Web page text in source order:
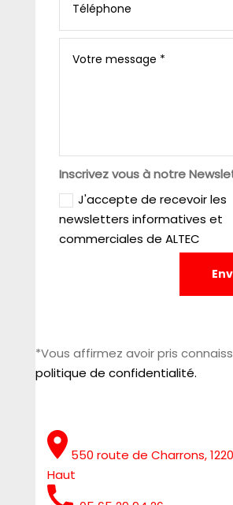
Inscrivez vous à notre
J'accepte de recevoir les
newsletters informatives et
commerciales de ALTEC
*Vous affirmez avoir pris
politique de confidentialité.
550 route de Charrons,
Haut